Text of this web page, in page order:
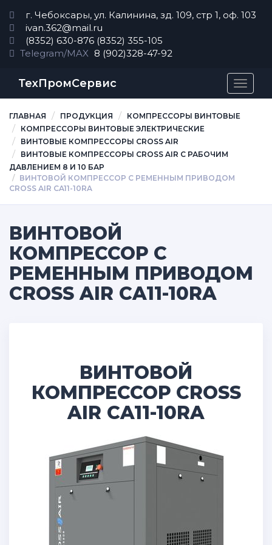
г. Чебоксары, ул. Калинина, зд. 109, стр 1, оф. 103
ivan.362@mail.ru
(8352) 630-876 (8352) 355-105
Telegram/MAX 8 (902)328-47-92
ТехПромСервис
ГЛАВНАЯ ПРОДУКЦИЯ
КОМПРЕССОРЫ ВИНТОВЫЕ
КОМПРЕССОРЫ ВИНТОВЫЕ ЭЛЕКТРИЧЕСКИЕ
ВИНТОВЫЕ КОМПРЕССОРЫ CROSS AIR
ВИНТОВЫЕ КОМПРЕССОРЫ CROSS AIR С РАБОЧИМ
ДАВЛЕНИЕМ 8 И 10 БАР
ВИНТОВОЙ КОМПРЕССОР С РЕМЕННЫМ ПРИВОДОМ
CROSS AIR CA11-10RA
ВИНТОВОЙ
КОМПРЕССОР С
РЕМЕННЫМ ПРИВОДОМ
CROSS AIR CA11-10RA
ВИНТОВОЙ
КОМПРЕССОР CROSS
AIR CA11-10RA